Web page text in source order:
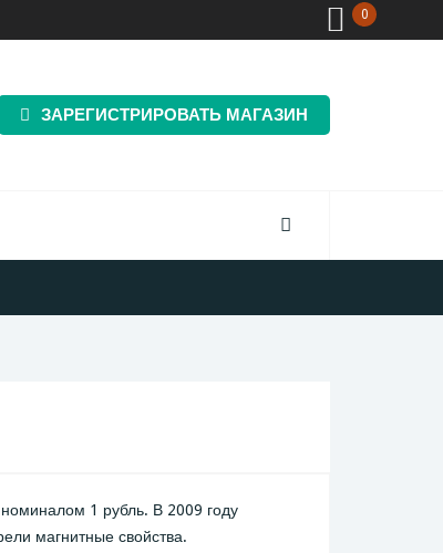
ЗАРЕГИСТРИРОВАТЬ МАГАЗИН
1 рубль. В 2009 году
магнитные свойства.
0